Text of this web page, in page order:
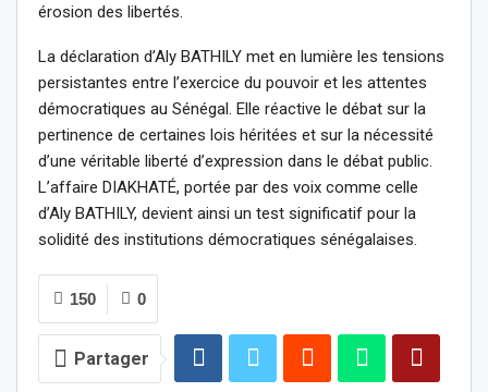
érosion des libertés.
La déclaration d’Aly BATHILY met en lumière les tensions
persistantes entre l’exercice du pouvoir et les attentes
démocratiques au Sénégal. Elle réactive le débat sur la
pertinence de certaines lois héritées et sur la nécessité
d’une véritable liberté d’expression dans le débat public.
L’affaire DIAKHATÉ, portée par des voix comme celle
d’Aly BATHILY, devient ainsi un test significatif pour la
solidité des institutions démocratiques sénégalaises.
0
150
Partager